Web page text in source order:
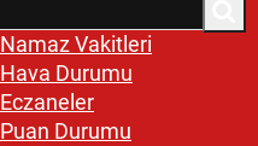
Namaz Vakitleri
Hava Durumu
Eczaneler
Puan Durumu